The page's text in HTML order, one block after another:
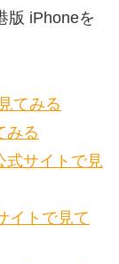
版 iPhoneを
てみる
みる
式サイトで見
イトで見て